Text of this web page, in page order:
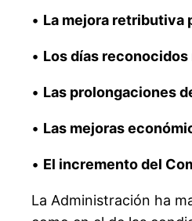
• La mejora retributiva
• Los días
• Las prolongaciones
• Las mejoras
• El incremento del
La Administración ha